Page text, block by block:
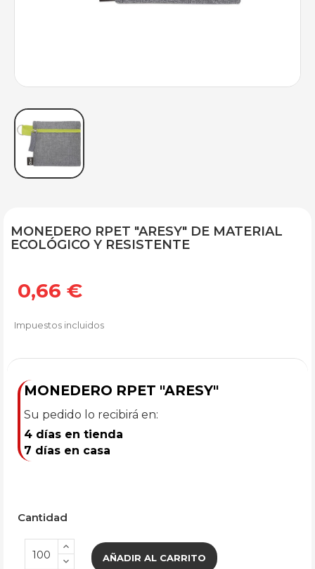
MONEDERO RPET "ARESY" DE MATERIAL
ECOLÓGICO Y RESISTENTE
0,66 €
Impuestos incluidos
MONEDERO RPET "ARESY"
Su pedido lo recibirá en:
4 días en tienda
7 días en casa
Cantidad
AÑADIR AL CARRITO